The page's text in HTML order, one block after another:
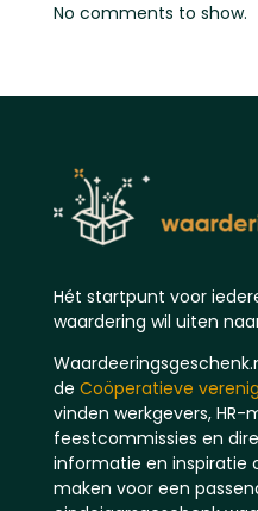
No comments to show.
Hét startpunt voor
waardering wil uiten
de Coöperatieve
vinden werkgevers, HR-
feestcommissies en
informatie en inspiratie
maken voor een